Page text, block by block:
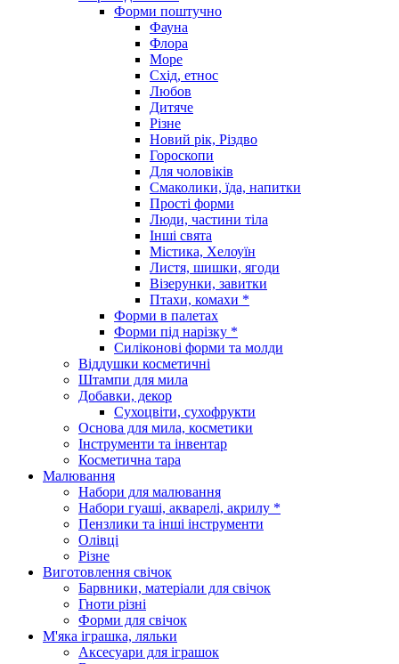
Форми поштучно
Фауна
Флора
Море
Схід, етнос
Любов
Дитяче
Різне
Новий рік, Різдво
Гороскопи
Для чоловіків
Смаколики, їда, напитки
Прості форми
Люди, частини тіла
Інші свята
Містика, Хелоуїн
Листя, шишки, ягоди
Візерунки, завитки
Птахи, комахи *
Форми в палетах
Форми під нарізку *
Силіконові форми та молди
Віддушки косметичні
Штампи для мила
Добавки, декор
Сухоцвіти, сухофрукти
Основа для мила, косметики
Інструменти та інвентар
Косметична тара
Малювання
Набори для малювання
Набори гуаші, акварелі, акрилу *
Пензлики та інші інструменти
Олівці
Різне
Виготовлення свічок
Барвники, матеріали для свічок
Гноти різні
Форми для свічок
М'яка іграшка, ляльки
Аксесуари для іграшок